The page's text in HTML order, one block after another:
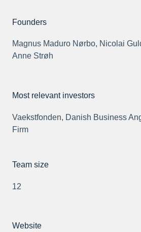
Founders
Magnus Maduro Nørbo, Nicolai
Anne Strøh
Most relevant investors
Vaekstfonden, Danish Business
Firm
Team size
12
Website